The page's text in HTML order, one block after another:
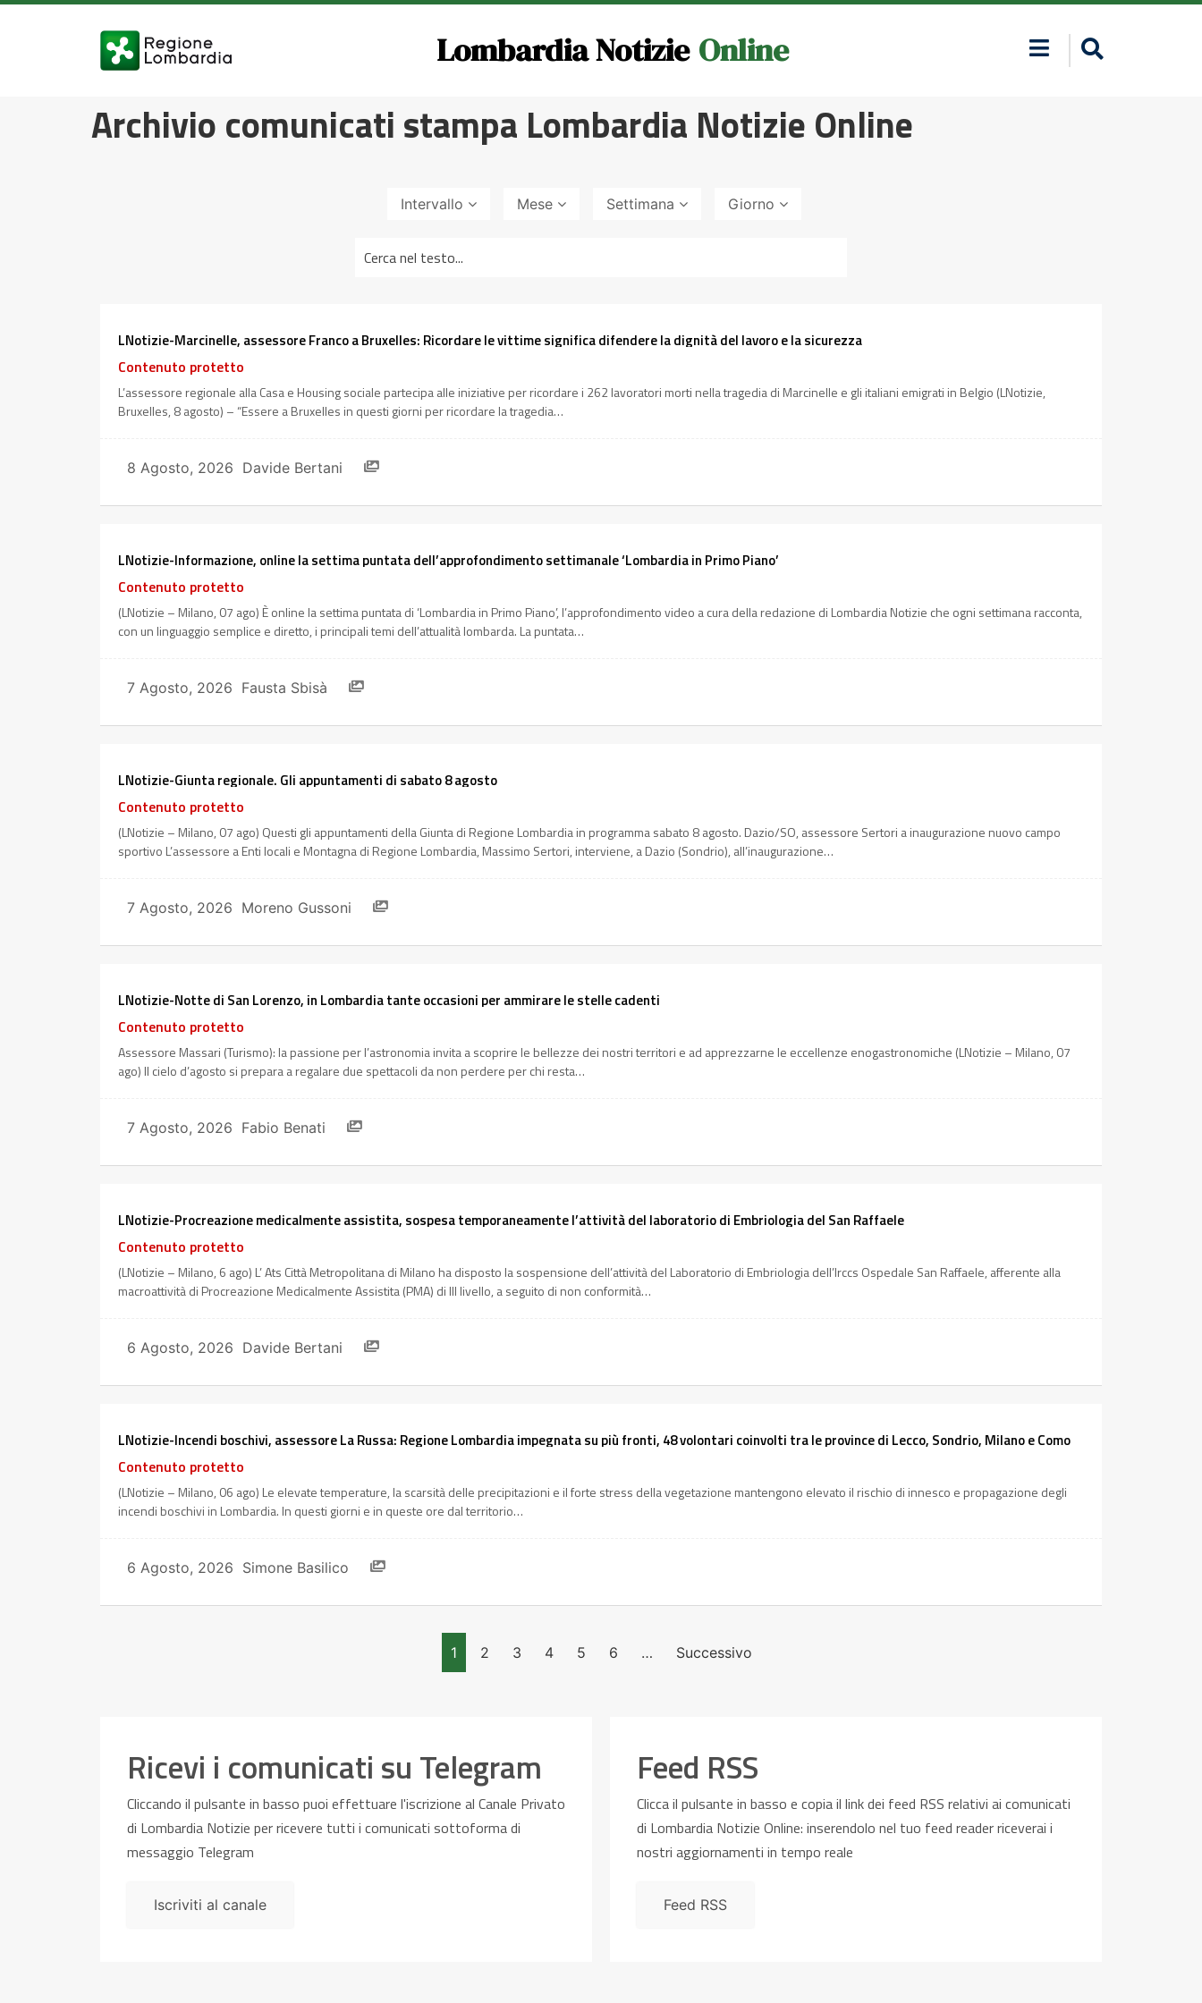
Lombardia Notizie Online
Archivio comunicati stampa Lombardia Notizie Online
Intervallo Mese Settimana Giorno
LNotizie-Marcinelle, assessore Franco a Bruxelles: Ricordare le vittime significa difendere la dignità del lavoro e la sicurezza
Contenuto protetto
L’assessore regionale alla Casa e Housing sociale partecipa alle iniziative per ricordare i 262 lavoratori morti nella tragedia di Marcinelle e gli italiani emigrati in Belgio (LNotizie,
Bruxelles, 8 agosto) – “Essere a Bruxelles in questi giorni per ricordare la tragedia…
8 Agosto, 2026 Davide Bertani
LNotizie-Informazione, online la settima puntata dell’approfondimento settimanale ‘Lombardia in Primo Piano’
Contenuto protetto
(LNotizie – Milano, 07 ago) È online la settima puntata di ‘Lombardia in Primo Piano’, l’approfondimento video a cura della redazione di Lombardia Notizie che ogni settimana racconta,
con un linguaggio semplice e diretto, i principali temi dell’attualità lombarda. La puntata…
7 Agosto, 2026 Fausta Sbisà
LNotizie-Giunta regionale. Gli appuntamenti di sabato 8 agosto
Contenuto protetto
(LNotizie – Milano, 07 ago) Questi gli appuntamenti della Giunta di Regione Lombardia in programma sabato 8 agosto. Dazio/SO, assessore Sertori a inaugurazione nuovo campo
sportivo L’assessore a Enti locali e Montagna di Regione Lombardia, Massimo Sertori, interviene, a Dazio (Sondrio), all’inaugurazione…
7 Agosto, 2026 Moreno Gussoni
LNotizie-Notte di San Lorenzo, in Lombardia tante occasioni per ammirare le stelle cadenti
Contenuto protetto
Assessore Massari (Turismo): la passione per l’astronomia invita a scoprire le bellezze dei nostri territori e ad apprezzarne le eccellenze enogastronomiche (LNotizie – Milano, 07
ago) Il cielo d’agosto si prepara a regalare due spettacoli da non perdere per chi resta…
7 Agosto, 2026 Fabio Benati
LNotizie-Procreazione medicalmente assistita, sospesa temporaneamente l’attività del laboratorio di Embriologia del San Raffaele
Contenuto protetto
(LNotizie – Milano, 6 ago) L’ Ats Città Metropolitana di Milano ha disposto la sospensione dell’attività del Laboratorio di Embriologia dell’Irccs Ospedale San Raffaele, afferente alla
macroattività di Procreazione Medicalmente Assistita (PMA) di III livello, a seguito di non conformità…
6 Agosto, 2026 Davide Bertani
LNotizie-Incendi boschivi, assessore La Russa: Regione Lombardia impegnata su più fronti, 48 volontari coinvolti tra le province di Lecco, Sondrio, Milano e Como
Contenuto protetto
(LNotizie – Milano, 06 ago) Le elevate temperature, la scarsità delle precipitazioni e il forte stress della vegetazione mantengono elevato il rischio di innesco e propagazione degli
incendi boschivi in Lombardia. In questi giorni e in queste ore dal territorio…
6 Agosto, 2026 Simone Basilico
1 2 3 4 5 6 … Successivo
Ricevi i comunicati su Telegram
Cliccando il pulsante in basso puoi effettuare l'iscrizione al Canale Privato
di Lombardia Notizie per ricevere tutti i comunicati sottoforma di
messaggio Telegram
Iscriviti al canale
Feed RSS
Clicca il pulsante in basso e copia il link dei feed RSS relativi ai comunicati
di Lombardia Notizie Online: inserendolo nel tuo feed reader riceverai i
nostri aggiornamenti in tempo reale
Feed RSS